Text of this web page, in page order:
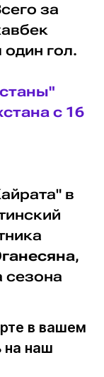
за
один гол.
с 16
в
,
сезона
в вашем
на наш